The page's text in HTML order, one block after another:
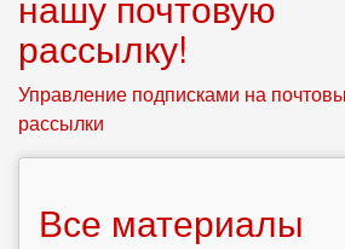
рассылку!
Управление подписками на
рассылки
Все материалы